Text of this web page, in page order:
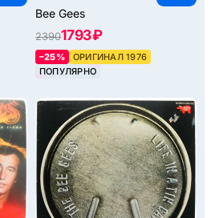
Bee Gees
23901793 ₽
–25%
ОРИГИНАЛ 1976
ПОПУЛЯРНО